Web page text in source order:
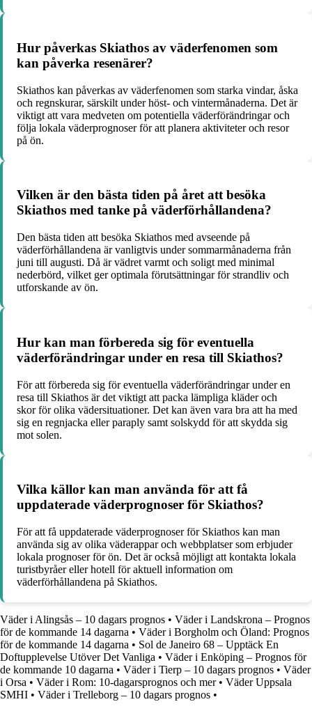
Hur påverkas Skiathos av väderfenomen som
kan påverka resenärer?
Skiathos kan påverkas av väderfenomen som starka vindar, åska
och regnskurar, särskilt under höst- och vintermånaderna. Det är
viktigt att vara medveten om potentiella väderförändringar och
följa lokala väderprognoser för att planera aktiviteter och resor
på ön.
Vilken är den bästa tiden på året att besöka
Skiathos med tanke på väderförhållandena?
Den bästa tiden att besöka Skiathos med avseende på
väderförhållandena är vanligtvis under sommarmånaderna från
juni till augusti. Då är vädret varmt och soligt med minimal
nederbörd, vilket ger optimala förutsättningar för strandliv och
utforskande av ön.
Hur kan man förbereda sig för eventuella
väderförändringar under en resa till Skiathos?
För att förbereda sig för eventuella väderförändringar under en
resa till Skiathos är det viktigt att packa lämpliga kläder och
skor för olika vädersituationer. Det kan även vara bra att ha med
sig en regnjacka eller paraply samt solskydd för att skydda sig
mot solen.
Vilka källor kan man använda för att få
uppdaterade väderprognoser för Skiathos?
För att få uppdaterade väderprognoser för Skiathos kan man
använda sig av olika väderappar och webbplatser som erbjuder
lokala prognoser för ön. Det är också möjligt att kontakta lokala
turistbyråer eller hotell för aktuell information om
väderförhållandena på Skiathos.
Väder i Alingsås – 10 dagars prognos • Väder i Landskrona – Prognos
för de kommande 14 dagarna • Väder i Borgholm och Öland: Prognos
för de kommande 14 dagarna • Sol de Janeiro 68 – Upptäck En
Doftupplevelse Utöver Det Vanliga • Väder i Enköping – Prognos för
de kommande 10 dagarna • Väder i Tierp – 10 dagars prognos • Väder
i Orsa • Väder i Rom: 10-dagarsprognos och mer• Väder Uppsala
SMHI • Väder i Trelleborg – 10 dagars prognos •